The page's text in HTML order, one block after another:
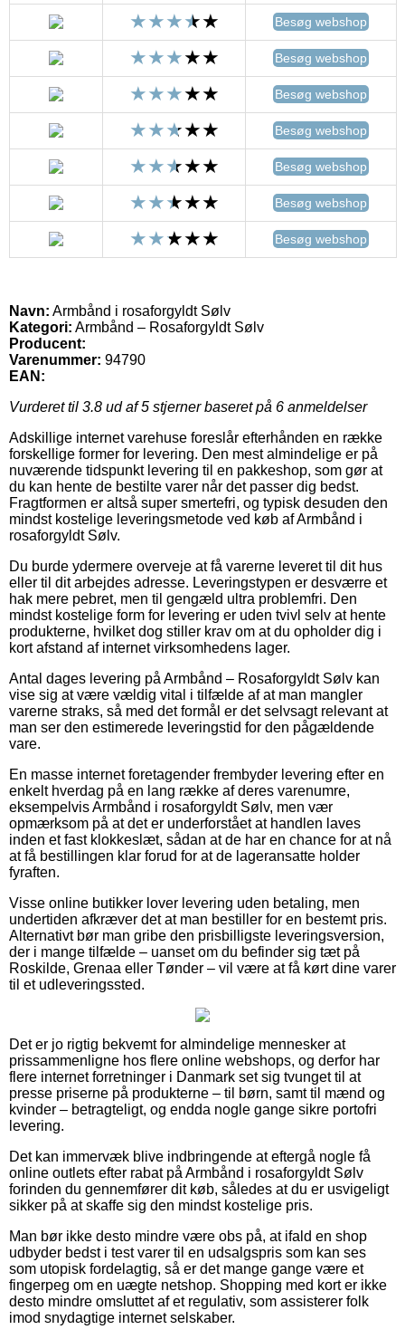
Besøg webshop
Besøg webshop
Besøg webshop
Besøg webshop
Besøg webshop
Besøg webshop
Besøg webshop
Navn: Armbånd i rosaforgyldt Sølv
Kategori: Armbånd – Rosaforgyldt Sølv
Producent:
Varenummer: 94790
EAN:
Vurderet til 3.8 ud af 5 stjerner baseret på 6 anmeldelser
Adskillige internet varehuse foreslår efterhånden en række
forskellige former for levering. Den mest almindelige er på
nuværende tidspunkt levering til en pakkeshop, som gør at
du kan hente de bestilte varer når det passer dig bedst.
Fragtformen er altså super smertefri, og typisk desuden den
mindst kostelige leveringsmetode ved køb af Armbånd i
rosaforgyldt Sølv.
Du burde ydermere overveje at få varerne leveret til dit hus
eller til dit arbejdes adresse. Leveringstypen er desværre et
hak mere pebret, men til gengæld ultra problemfri. Den
mindst kostelige form for levering er uden tvivl selv at hente
produkterne, hvilket dog stiller krav om at du opholder dig i
kort afstand af internet virksomhedens lager.
Antal dages levering på Armbånd – Rosaforgyldt Sølv kan
vise sig at være vældig vital i tilfælde af at man mangler
varerne straks, så med det formål er det selvsagt relevant at
man ser den estimerede leveringstid for den pågældende
vare.
En masse internet foretagender frembyder levering efter en
enkelt hverdag på en lang række af deres varenumre,
eksempelvis Armbånd i rosaforgyldt Sølv, men vær
opmærksom på at det er underforstået at handlen laves
inden et fast klokkeslæt, sådan at de har en chance for at nå
at få bestillingen klar forud for at de lageransatte holder
fyraften.
Visse online butikker lover levering uden betaling, men
undertiden afkræver det at man bestiller for en bestemt pris.
Alternativt bør man gribe den prisbilligste leveringsversion,
der i mange tilfælde – uanset om du befinder sig tæt på
Roskilde, Grenaa eller Tønder – vil være at få kørt dine varer
til et udleveringssted.
Det er jo rigtig bekvemt for almindelige mennesker at
prissammenligne hos flere online webshops, og derfor har
flere internet forretninger i Danmark set sig tvunget til at
presse priserne på produkterne – til børn, samt til mænd og
kvinder – betragteligt, og endda nogle gange sikre portofri
levering.
Det kan immervæk blive indbringende at eftergå nogle få
online outlets efter rabat på Armbånd i rosaforgyldt Sølv
forinden du gennemfører dit køb, således at du er usvigeligt
sikker på at skaffe sig den mindst kostelige pris.
Man bør ikke desto mindre være obs på, at ifald en shop
udbyder bedst i test varer til en udsalgspris som kan ses
som utopisk fordelagtig, så er det mange gange være et
fingerpeg om en uægte netshop. Shopping med kort er ikke
desto mindre omsluttet af et regulativ, som assisterer folk
imod snydagtige internet selskaber.